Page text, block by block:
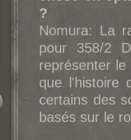
?
Nomura: La
pour 358/2
représenter
que l'histoire
certains des
basés sur le